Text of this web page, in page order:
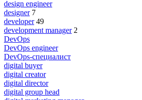
design engineer
designer 7
developer 49
development manager 2
DevOps
DevOps engineer
DevOps-специалист
digital buyer
digital creator
digital director
digital group head